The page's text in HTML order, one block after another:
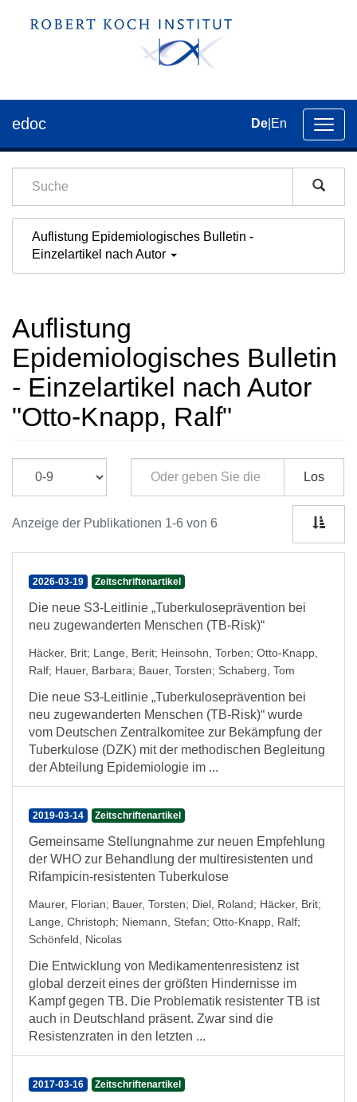
der
edoc De En
Auflistung Epidemiologisches Bulletin -
Einzelartikel nach Autor
Auflistung
Epidemiologisches Bulletin
- Einzelartikel nach Autor
"Otto-Knapp, Ralf"
Los
Anzeige der Publikationen 1-6 von 6
2026-03-19 Zeitschriftenartikel
Die neue S3-Leitlinie „Tuberkuloseprävention bei
neu zugewanderten Menschen (TB-Risk)“
Häcker, Brit; Lange, Berit; Heinsohn, Torben; Otto-Knapp,
Ralf; Hauer, Barbara; Bauer, Torsten; Schaberg, Tom
Die neue S3-Leitlinie „Tuberkuloseprävention bei
neu zugewanderten Menschen (TB-Risk)“ wurde
vom Deutschen Zentralkomitee zur Bekämpfung der
Tuberkulose (DZK) mit der methodischen Begleitung
der Abteilung Epidemiologie im ...
2019-03-14 Zeitschriftenartikel
Gemeinsame Stellungnahme zur neuen Empfehlung
der WHO zur Behandlung der multiresistenten und
Rifampicin-resistenten Tuberkulose
Maurer, Florian; Bauer, Torsten; Diel, Roland; Häcker, Brit;
Lange, Christoph; Niemann, Stefan; Otto-Knapp, Ralf;
Schönfeld, Nicolas
Die Entwicklung von Medikamentenresistenz ist
global derzeit eines der größten Hindernisse im
Kampf gegen TB. Die Problematik resistenter TB ist
auch in Deutschland präsent. Zwar sind die
Resistenzraten in den letzten ...
2017-03-16 Zeitschriftenartikel